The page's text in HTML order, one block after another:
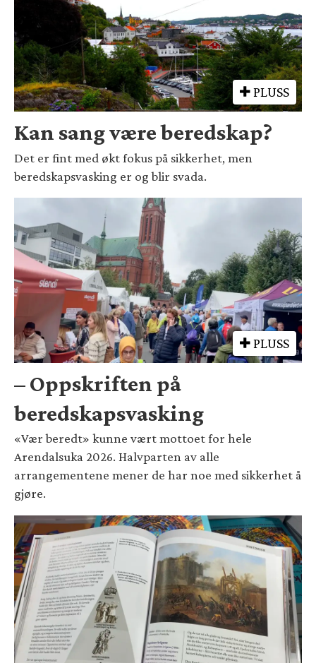
PLUSS
Kan sang være beredskap?
Det er fint med økt fokus på sikkerhet, men
beredskapsvasking er og blir svada.
PLUSS
– Oppskriften på
beredskapsvasking
«Vær beredt» kunne vært mottoet for hele
Arendalsuka 2026. Halvparten av alle
arrangementene mener de har noe med sikkerhet å
gjøre.